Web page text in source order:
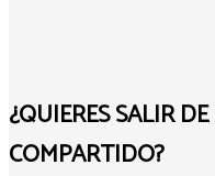
¿QUIERES SALIR
COMPARTIDO?